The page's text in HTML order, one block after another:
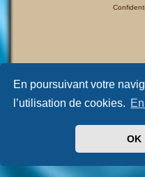
En poursuivant votre
l’utilisation de cookies.
OK